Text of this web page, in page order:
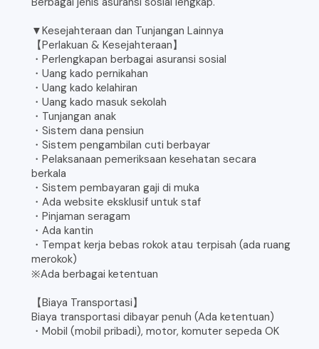
▼Kesejahteraan dan Tunjangan Lainnya
【Perlakuan & Kesejahteraan】
・Perlengkapan berbagai asuransi sosial
・Uang kado pernikahan
・Uang kado kelahiran
・Uang kado masuk sekolah
・Tunjangan anak
・Sistem dana pensiun
・Sistem pengambilan cuti berbayar
・Pelaksanaan pemeriksaan kesehatan secara
berkala
・Sistem pembayaran gaji di muka
・Ada website eksklusif untuk staf
・Pinjaman seragam
・Ada kantin
・Tempat kerja bebas rokok atau terpisah (ada ruang
merokok)
※Ada berbagai ketentuan
【Biaya Transportasi】
Biaya transportasi dibayar penuh (Ada ketentuan)
・Mobil (mobil pribadi), motor, komuter sepeda OK